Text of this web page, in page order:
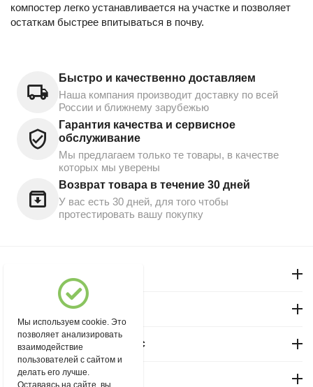
компостер легко устанавливается на участке и позволяет
остаткам быстрее впитываться в почву.
Быстро и качественно доставляем
Наша компания производит доставку по всей
России и ближнему зарубежью
Гарантия качества и сервисное
обслуживание
Мы предлагаем только те товары, в качестве
которых мы уверены
Возврат товара в течение 30 дней
У вас есть 30 дней, для того чтобы
протестировать вашу покупку
Магазин "Северный"
Покупательский сервис
Контакты
Мы используем cookie. Это
позволяет анализировать
взаимодействие
пользователей с сайтом и
делать его лучше.
Оставаясь на сайте, вы